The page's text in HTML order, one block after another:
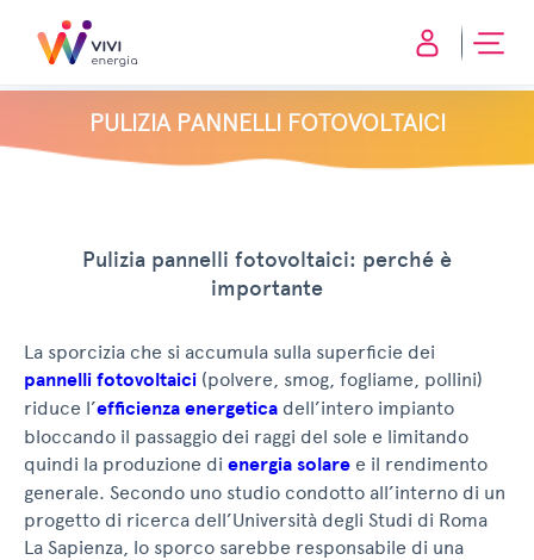
PULIZIA PANNELLI FOTOVOLTAICI
Pulizia pannelli fotovoltaici: perché è
importante
La sporcizia che si accumula sulla superficie dei
pannelli fotovoltaici (polvere, smog, fogliame, pollini)
riduce l’efficienza energetica dell’intero impianto
bloccando il passaggio dei raggi del sole e limitando
quindi la produzione di energia solare e il rendimento
generale. Secondo uno studio condotto all’interno di un
progetto di ricerca dell’Università degli Studi di Roma
La Sapienza, lo sporco sarebbe responsabile di una